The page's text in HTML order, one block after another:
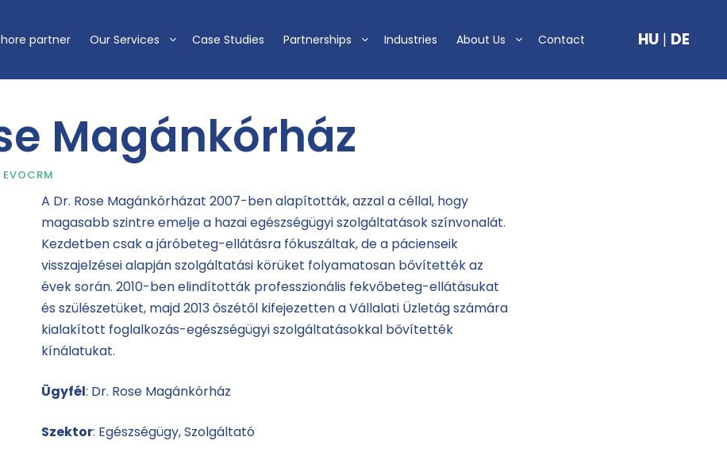
partner Our Services Case Studies Partnerships Industries About Us Contact HU | DE
Magánkórház
EVOCRM
A Dr. Rose Magánkórházat 2007-ben alapították, azzal a céllal, hogy
magasabb szintre emelje a hazai egészségügyi szolgáltatások színvonalát.
Kezdetben csak a járóbeteg-ellátásra fókuszáltak, de a pácienseik
visszajelzései alapján szolgáltatási körüket folyamatosan bővítették az
évek során. 2010-ben elindították professzionális fekvőbeteg-ellátásukat
és szülészetüket, majd 2013 őszétől kifejezetten a Vállalati Üzletág számára
kialakított foglalkozás-egészségügyi szolgáltatásokkal bővítették
kínálatukat.
Ügyfél: Dr. Rose Magánkórház
Szektor: Egészségügy, Szolgáltató